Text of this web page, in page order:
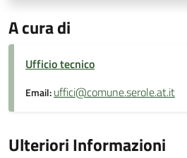
A cura di
Ufficio tecnico
Email:uffici@comune.serole.at.it
Ulteriori Informazioni